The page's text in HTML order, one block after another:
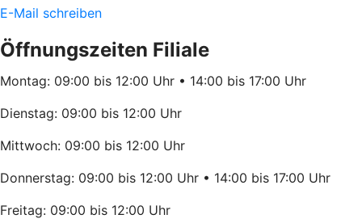
E-Mail schreiben
Öffnungszeiten Filiale
Montag: 09:00 bis 12:00 Uhr • 14:00 bis 17:00 Uhr
Dienstag: 09:00 bis 12:00 Uhr
Mittwoch: 09:00 bis 12:00 Uhr
Donnerstag: 09:00 bis 12:00 Uhr • 14:00 bis 17:00 Uhr
Freitag: 09:00 bis 12:00 Uhr